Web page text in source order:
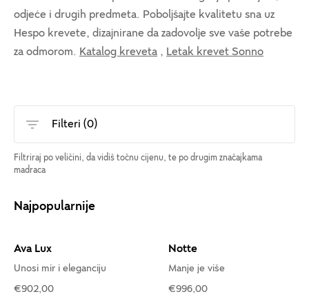
odjeće i drugih predmeta. Poboljšajte kvalitetu sna uz
Hespo krevete, dizajnirane da zadovolje sve vaše potrebe
za odmorom. Katalog kreveta , Letak krevet Sonno
Filteri (0)
Filtriraj po veličini, da vidiš točnu cijenu, te po drugim značajkama
madraca
Najpopularnije
Ava Lux
Unosi mir i eleganciju
€902,00
Notte
Manje je više
€996,00